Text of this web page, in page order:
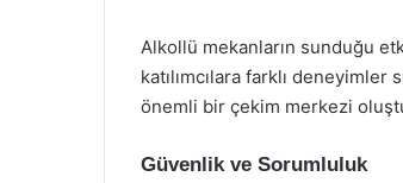
Alkollü mekanların sunduğu
katılımcılara farklı
önemli bir çekim merkezi
Güvenlik ve Sorumluluk